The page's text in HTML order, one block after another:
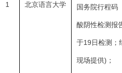
1 北京语言大学 国务院行程码
酸阴性检测报
于19日检测；
现场提供)；